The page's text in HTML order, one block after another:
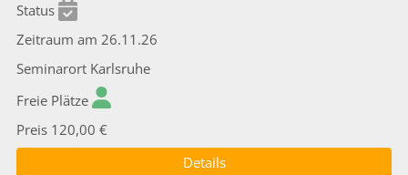
Status
Zeitraum am 26.11.26
Seminarort Karlsruhe
Freie Plätze
Preis 120,00 €
Details